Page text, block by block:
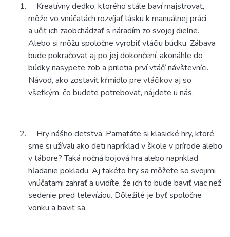
Kreatívny dedko, ktorého stále baví majstrovať,
môže vo vnúčatách rozvíjať lásku k manuálnej práci
a učiť ich zaobchádzať s náradím zo svojej dielne.
Alebo si môžu spoločne vyrobiť vtáčiu búdku. Zábava
bude pokračovať aj po jej dokončení, akonáhle do
búdky nasypete zob a priletia prví vtáčí návštevníci.
Návod, ako zostaviťkŕmidlo pre vtáčikovaj so
všetkým, čo budete potrebovať, nájdete u nás.
Hry nášho detstva. Pamätáte si klasické hry, ktoré
sme si užívali ako deti napríklad v škole v prírode alebo
v tábore? Taká nočná bojová hra alebo napríklad
hľadanie pokladu. Aj takéto hry sa môžete so svojimi
vnúčatami zahrať a uvidíte, že ich to bude baviť viac než
sedenie pred televíziou. Dôležité je byť spoločne
vonku a baviť sa.